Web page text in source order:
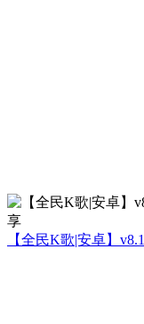
【全民K歌|安卓】